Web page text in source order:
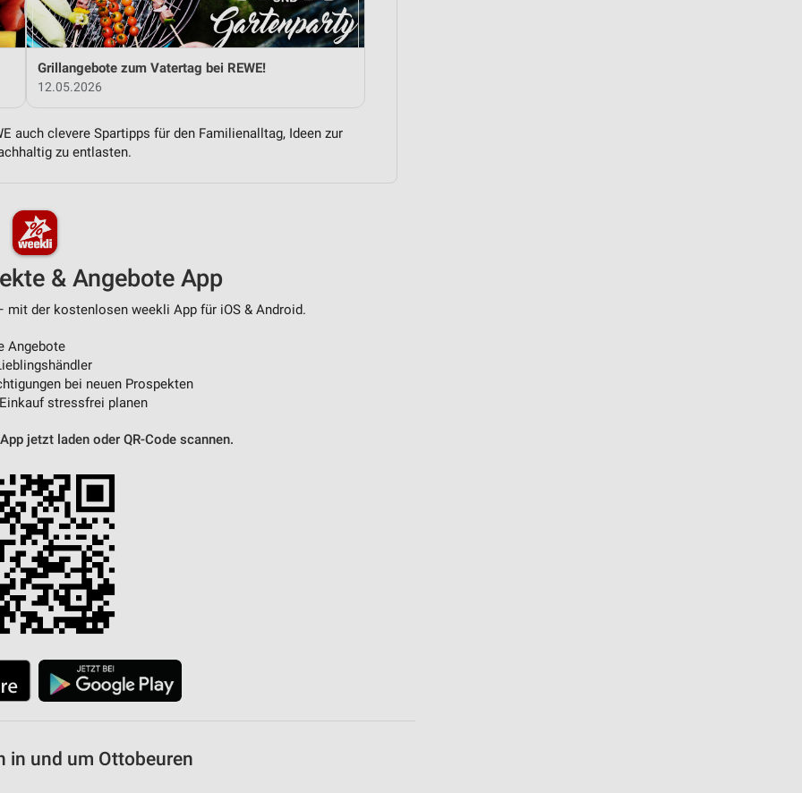
Grillangebote zum Vatertag bei REWE!
12.05.2026
auch clevere Spartipps für den Familienalltag, Ideen zur
zu entlasten.
& Angebote App
der kostenlosen weekli App für iOS & Android.
Angebote
bei neuen Prospekten
stressfrei planen
jetzt laden oder QR-Code scannen.
in und um Ottobeuren
Daten aus verschiedenen